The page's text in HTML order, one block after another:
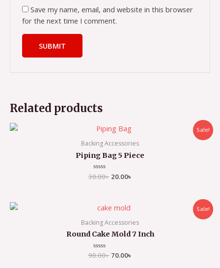
Save my name, email, and website in this browser
for the next time I comment.
Related products
Sale!
Backing Accessories
Piping Bag 5 Piece
Rated
0
30.00৳ 20.00৳
Sale!
Backing Accessories
Round Cake Mold 7 Inch
Rated
90.00৳ 70.00৳